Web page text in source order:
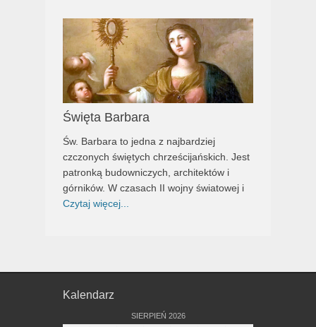
Święta Barbara
Św. Barbara to jedna z najbardziej
czczonych świętych chrześcijańskich. Jest
patronką budowniczych, architektów i
górników. W czasach II wojny światowej i
Czytaj więcej...
Kalendarz
SIERPIEŃ 2026